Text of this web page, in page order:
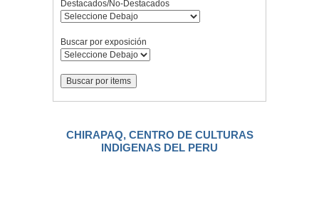
Destacados/No-Destacados
Buscar por exposición
CHIRAPAQ, CENTRO DE CULTURAS
INDIGENAS DEL PERU